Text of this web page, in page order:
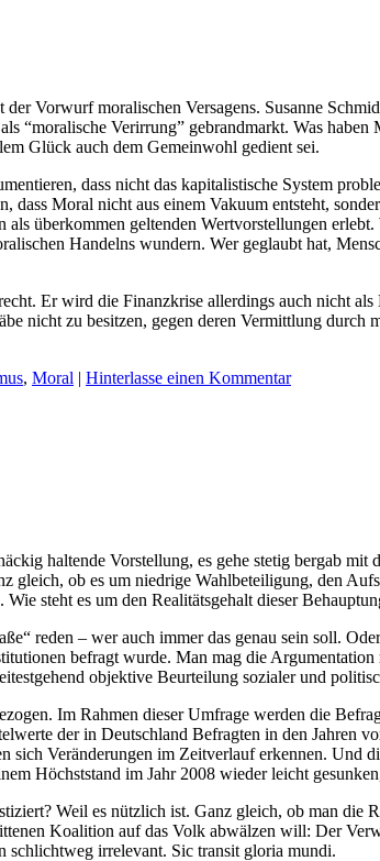
Vorwurf moralischen Versagens. Susanne
“moralische Verirrung” gebrandmarkt. Was
Glück auch dem Gemeinwohl gedient sei.
dass nicht das kapitalistische System
Moral nicht aus einem Vakuum entsteht,
überkommen geltenden Wertvorstellungen
Handelns wundern. Wer geglaubt hat,
Er wird die Finanzkrise allerdings auch nicht
nicht zu besitzen, gegen deren Vermittlung durch
, Moral | Hinterlasse einen Kommentar
haltende Vorstellung, es gehe stetig bergab
ob es um niedrige Wahlbeteiligung, den
steht es um den Realitätsgehalt dieser
reden – wer auch immer das genau sein soll.
befragt wurde. Man mag die
objektive Beurteilung sozialer und
Im Rahmen dieser Umfrage werden die
der in Deutschland Befragten in den Jahren
Veränderungen im Zeitverlauf erkennen. Und
Höchststand im Jahr 2008 wieder leicht
Weil es nützlich ist. Ganz gleich, ob man die
Koalition auf das Volk abwälzen will: Der
schlichtweg irrelevant. Sic transit gloria mundi.